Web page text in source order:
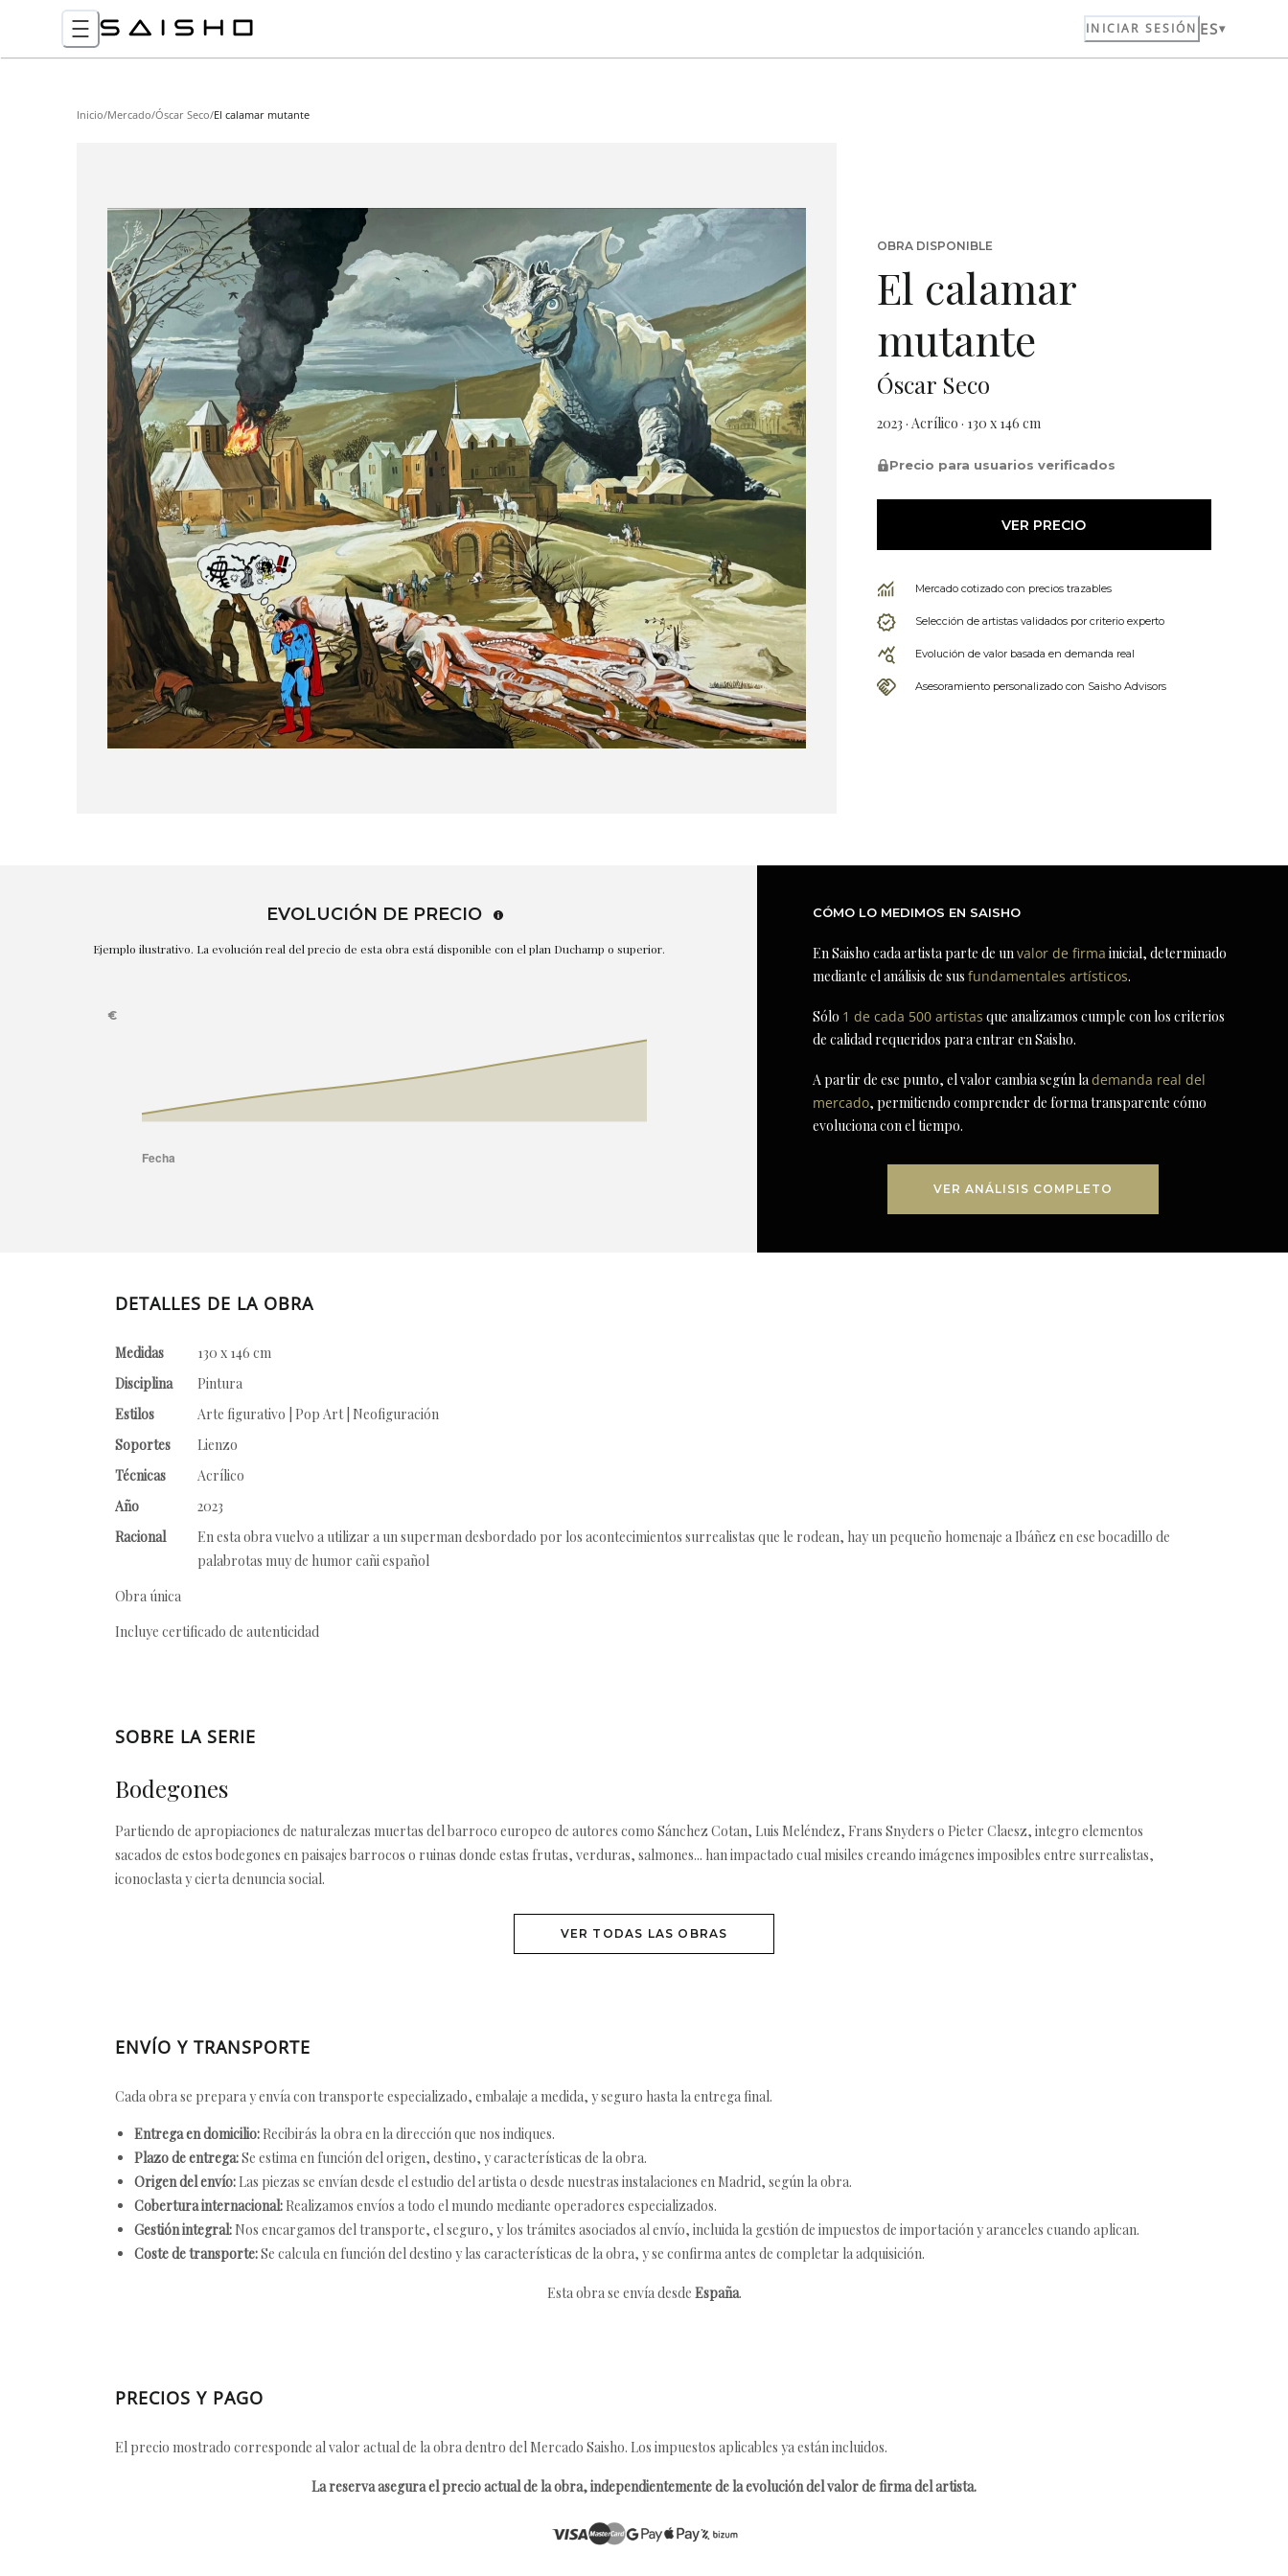
INICIAR SESIÓN ES
Inicio/Mercado/Óscar Seco/El calamar mutante
OBRA DISPONIBLE
El calamar
mutante
Óscar Seco
2023 · Acrílico · 130 x 146 cm
Precio para usuarios verificados
VER PRECIO
Mercado cotizado con precios trazables
Selección de artistas validados por criterio experto
Evolución de valor basada en demanda real
Asesoramiento personalizado con Saisho Advisors
EVOLUCIÓN DE PRECIO
Ejemplo ilustrativo. La evolución real del precio de esta obra está disponible con el plan Duchamp o superior.
CÓMO LO MEDIMOS EN SAISHO
En Saisho cada artista parte de unvalor de firma inicial, determinado
mediante el análisis de susfundamentales artísticos.
Sólo 1 de cada 500 artistas que analizamos cumple con los criterios
de calidad requeridos para entrar en Saisho.
A partir de ese punto, el valor cambia según lademanda real del
mercado, permitiendo comprender de forma transparente cómo
evoluciona con el tiempo.
VER ANÁLISIS COMPLETO
DETALLES DE LA OBRA
Medidas
130 x 146 cm
Disciplina
Pintura
Estilos
Arte figurativo | Pop Art | Neofiguración
Soportes
Lienzo
Técnicas
Acrílico
Año
2023
Racional
En esta obra vuelvo a utilizar a un superman desbordado por los acontecimientos surrealistas que le rodean, hay un pequeño homenaje a Ibáñez en ese bocadillo de
palabrotas muy de humor cañi español
Obra única
Incluye certificado de autenticidad
SOBRE LA SERIE
Bodegones
Partiendo de apropiaciones de naturalezas muertas del barroco europeo de autores como Sánchez Cotan, Luis Meléndez, Frans Snyders o Pieter Claesz, integro elementos
sacados de estos bodegones en paisajes barrocos o ruinas donde estas frutas, verduras, salmones... han impactado cual misiles creando imágenes imposibles entre surrealistas,
iconoclasta y cierta denuncia social.
VER TODAS LAS OBRAS
ENVÍO Y TRANSPORTE
Cada obra se prepara y envía con transporte especializado, embalaje a medida, y seguro hasta la entrega final.
Entrega en domicilio: Recibirás la obra en la dirección que nos indiques.
Plazo de entrega:Se estima en función del origen, destino, y características de la obra.
Origen del envío: Las piezas se envían desde el estudio del artista o desde nuestras instalaciones en Madrid, según la obra.
Cobertura internacional: Realizamos envíos a todo el mundo mediante operadores especializados.
Gestión integral: Nos encargamos del transporte, el seguro, y los trámites asociados al envío, incluida la gestión de impuestos de importación y aranceles cuando aplican.
Coste de transporte:Se calcula en función del destino y las características de la obra, y se confirma antes de completar la adquisición.
Esta obra se envía desde España.
PRECIOS Y PAGO
El precio mostrado corresponde al valor actual de la obra dentro del Mercado Saisho. Los impuestos aplicables ya están incluidos.
La reserva asegura el precio actual de la obra, independientemente de la evolución del valor de firma del artista.